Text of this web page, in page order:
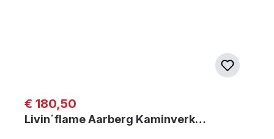
Regulärer Preis:
€ 180,50
Livin´flame Aarberg Kaminverk…